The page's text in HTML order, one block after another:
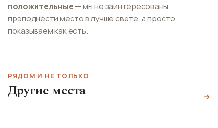
положительные — мы не заинтересованы
преподнести место в лучше свете, а просто
показываем как есть.
РЯДОМ И НЕ ТОЛЬКО
Другие места →
Сенатская площадь